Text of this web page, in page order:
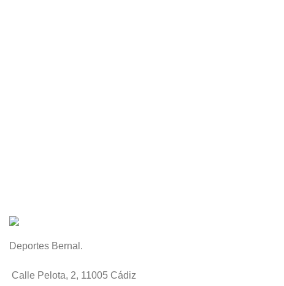
Deportes Bernal.
Calle Pelota, 2, 11005 Cádiz